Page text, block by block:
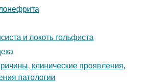
и локоть гольфиста
клинические проявления,
патологии